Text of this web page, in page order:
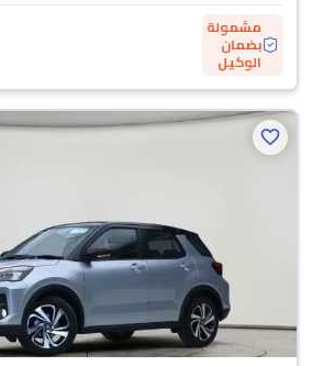
مشمولة
بضمان
الوكيل